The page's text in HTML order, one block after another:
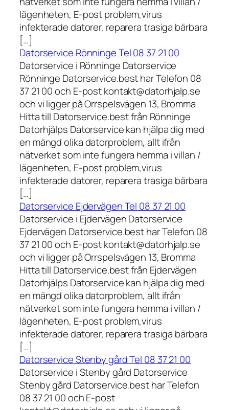
lägenheten, E-post problem,virus
infekterade datorer, reparera trasiga bärbara
[…]
Datorservice Rönninge Tel 08 37 21 00
Datorservice i Rönninge Datorservice
Rönninge Datorservice.best har Telefon 08
37 21 00 och E-post kontakt@datorhjalp.se
och vi ligger på Orrspelsvägen 13, Bromma
Hitta till Datorservice.best från Rönninge
Datorhjälps Datorservice kan hjälpa dig med
en mängd olika datorproblem, allt ifrån
nätverket som inte fungera hemma i villan /
lägenheten, E-post problem,virus
infekterade datorer, reparera trasiga bärbara
[…]
Datorservice Ejdervägen Tel 08 37 21 00
Datorservice i Ejdervägen Datorservice
Ejdervägen Datorservice.best har Telefon 08
37 21 00 och E-post kontakt@datorhjalp.se
och vi ligger på Orrspelsvägen 13, Bromma
Hitta till Datorservice.best från Ejdervägen
Datorhjälps Datorservice kan hjälpa dig med
en mängd olika datorproblem, allt ifrån
nätverket som inte fungera hemma i villan /
lägenheten, E-post problem,virus
infekterade datorer, reparera trasiga bärbara
[…]
Datorservice Stenby gård Tel 08 37 21 00
Datorservice i Stenby gård Datorservice
Stenby gård Datorservice.best har Telefon
08 37 21 00 och E-post